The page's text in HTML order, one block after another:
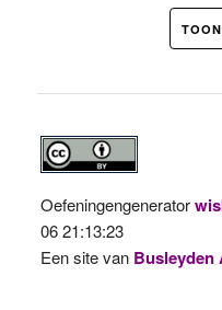
Oefeningengenerator
06 21:13:23
Een site van Busleyden